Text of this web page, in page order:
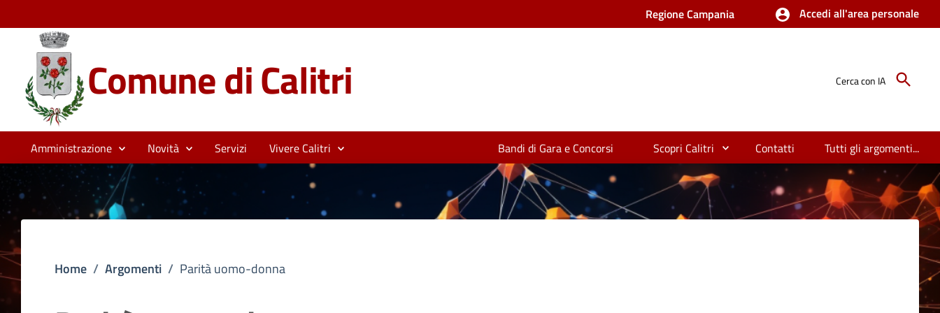
Regione Campania Accedi all'area personale
Comune di Calitri Cerca con IA
Amministrazione Novità Servizi Vivere Calitri Bandi di Gara e Concorsi Scopri Calitri Contatti Tutti gli argomenti...
Home / Argomenti / Parità uomo-donna